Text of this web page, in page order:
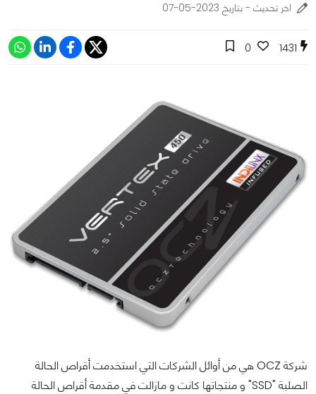
اخر تحديث - بتاريخ 2023-05-07
1431
0
شركة OCZ هي من أوائل الشركات التي استخدمت أقراص الحالة
الصلبة "SSD" و منتجاتها كانت و مازالت في مقدمة أقراص الحالة